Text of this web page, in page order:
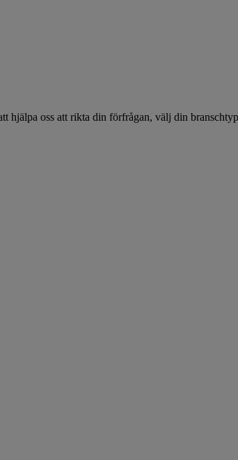
oss att rikta din förfrågan, välj din